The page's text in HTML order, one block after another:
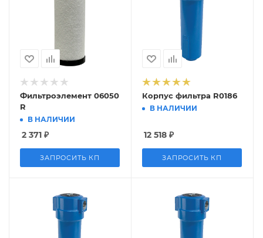
Фильтроэлемент 06050
R
В НАЛИЧИИ
2 371 ₽
ЗАПРОСИТЬ КП
Корпус фильтра R0186
В НАЛИЧИИ
12 518 ₽
ЗАПРОСИТЬ КП